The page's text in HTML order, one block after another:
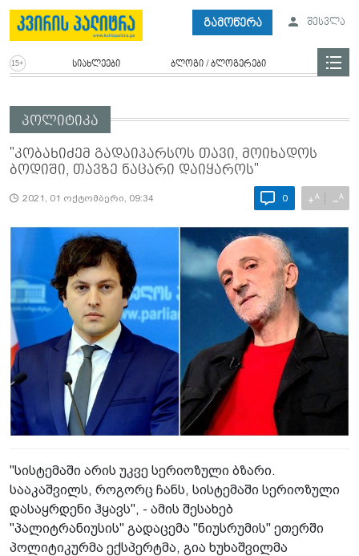
გამოწერა შესვლა
სიახლეები ბლოგი / ბლოგერები
პოლიტიკა
"კობახიძემ გადაიპარსოს თავი, მოიხადოს
ბოდიში, თავზე ნაცარი დაიყაროს"
2021, 01 ოქტომბერი, 09:34 0 +A −A
"სისტემაში არის უკვე სერიოზული ბზარი.
სააკაშვილს, როგორც ჩანს, სისტემაში სერიოზული
დასაყრდენი ჰყავს", - ამის შესახებ
"პალიტრანიუსის" გადაცემა "ნიუსრუმის" ეთერში
პოლიტიკურმა ექსპერტმა, გია ხუხაშვილმა